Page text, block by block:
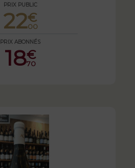
PRIX PUBLIC
22€
00
PRIX ABONNÉS
18€
70